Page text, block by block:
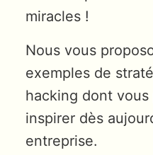
miracles !
Nous vous
exemples de
hacking dont
inspirer dès
entreprise.